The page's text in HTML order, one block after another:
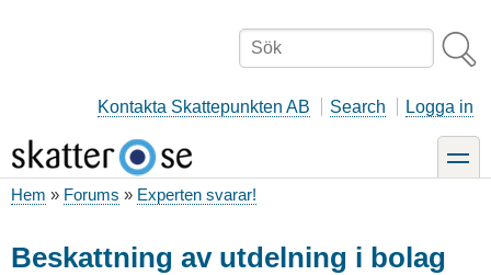
Sök
Kontakta Skattepunkten AB Search Logga in
toggle
Hem Forums Experten svarar!
Beskattning av utdelning i bolag